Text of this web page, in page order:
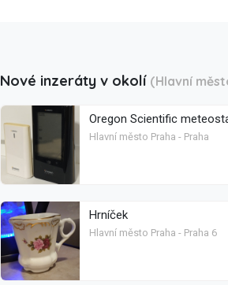
Nové inzeráty v okolí (Hlavní
Oregon Scientific
Hlavní město Praha - Praha
Hrníček
Hlavní město Praha - Praha 6